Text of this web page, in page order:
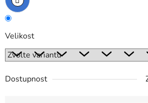
Velikost
Dostupnost